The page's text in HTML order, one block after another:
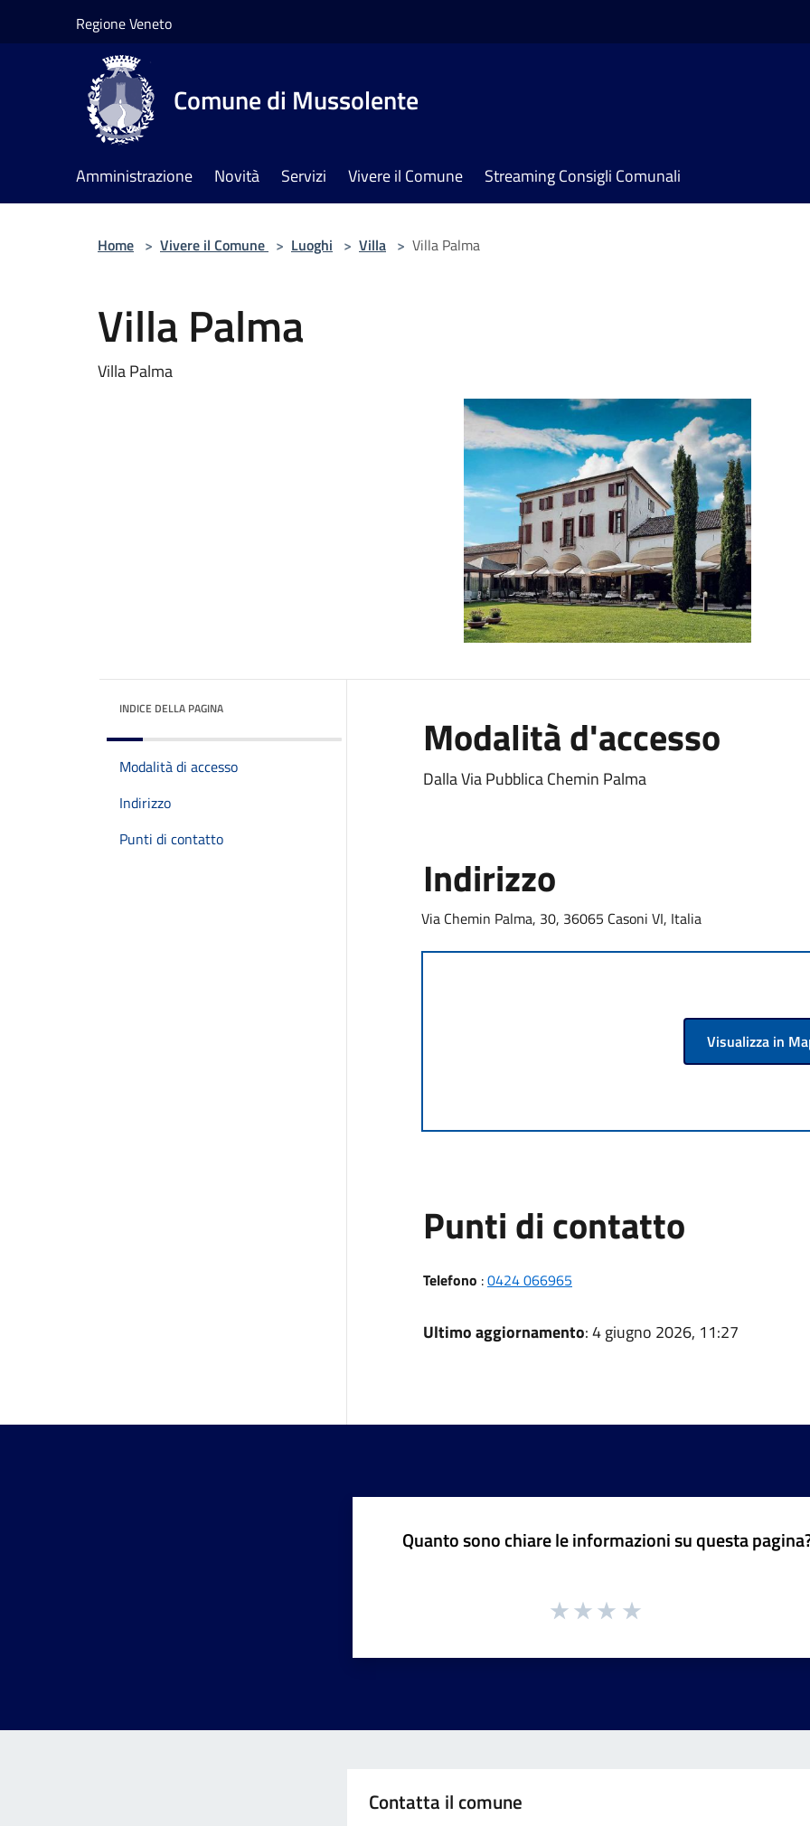
Regione Veneto
Comune di Mussolente
Amministrazione Novità Servizi Vivere il Comune Streaming Consigli Comunali
Home > Vivere il Comune > Luoghi > Villa > Villa Palma
Villa Palma
Villa Palma
INDICE DELLA PAGINA
Modalità di accesso
Indirizzo
Punti di contatto
Modalità d'accesso
Dalla Via Pubblica Chemin Palma
Indirizzo
Via Chemin Palma, 30, 36065 Casoni VI, Italia
Visualizza in
Punti di contatto
Telefono :0424 066965
Ultimo aggiornamento: 4 giugno 2026, 11:27
Quanto sono chiare le informazioni su questa
Contatta il comune